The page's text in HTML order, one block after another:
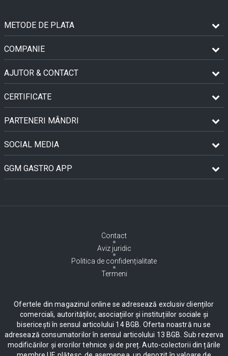
METODE DE PLATA
COMPANIE
AJUTOR & CONTACT
CERTIFICATE
PARTENERI MÂNDRI
SOCIAL MEDIA
GGM GASTRO APP
Contact
Aviz juridic
Politica de confidențialitate
Termeni
Ofertele din magazinul online se adresează exclusiv clienților
comerciali, autorităților, asociațiilor și instituțiilor sociale și
bisericești în sensul articolului 14 BGB. Oferta noastră nu se
adresează consumatorilor în sensul articolului 13 BGB. Sub rezerva
modificărilor și erorilor tehnice și de preț. Auto-colectorii din țările